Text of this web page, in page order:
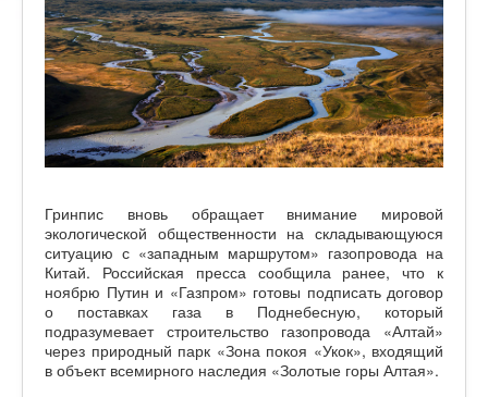
Гринпис вновь обращает внимание мировой
экологической общественности на складывающуюся
ситуацию с «западным маршрутом» газопровода на
Китай. Российская пресса сообщила ранее, что к
ноябрю Путин и «Газпром» готовы подписать договор
о поставках газа в Поднебесную, который
подразумевает строительство газопровода «Алтай»
через природный парк «Зона покоя «Укок», входящий
в объект всемирного наследия «Золотые горы Алтая».